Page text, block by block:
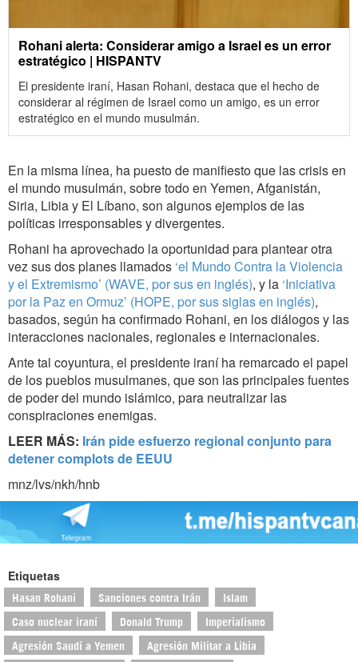
Rohani alerta: Considerar amigo a Israel es un error
estratégico | HISPANTV
El presidente iraní, Hasan Rohani, destaca que el hecho de
considerar al régimen de Israel como un amigo, es un error
estratégico en el mundo musulmán.
En la misma línea, ha puesto de manifiesto que las crisis en
el mundo musulmán, sobre todo en Yemen, Afganistán,
Siria, Libia y El Líbano, son algunos ejemplos de las
políticas irresponsables y divergentes.
Rohani ha aprovechado la oportunidad para plantear otra
vez sus dos planes llamados ‘el Mundo Contra la Violencia
y el Extremismo’ (WAVE, por sus en inglés), y la ‘Iniciativa
por la Paz en Ormuz’ (HOPE, por sus siglas en inglés),
basados, según ha confirmado Rohani, en los diálogos y las
interacciones nacionales, regionales e internacionales.
Ante tal coyuntura, el presidente iraní ha remarcado el papel
de los pueblos musulmanes, que son las principales fuentes
de poder del mundo islámico, para neutralizar las
conspiraciones enemigas.
LEER MÁS: Irán pide esfuerzo regional conjunto para
detener complots de EEUU
mnz/lvs/nkh/hnb
Etiquetas
Hasan Rohani Sanciones contra Irán Islam
Caso nuclear iraní Donald Trump Imperialismo
Agresión Saudí a Yemen Agresión Militar a Libia